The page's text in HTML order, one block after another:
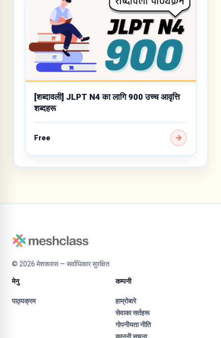
[शब्दावली] JLPT N4 का लागि 900 उच्च आवृत्ति
शब्दहरू
Free
© 2026 मेशक्लास — सर्वाधिकार सुरक्षित
मेनु
पाठ्यक्रम
कम्पनी
हाम्रोबारे
सेवाका सर्तहरू
गोपनीयता नीति
कानूनी सूचना